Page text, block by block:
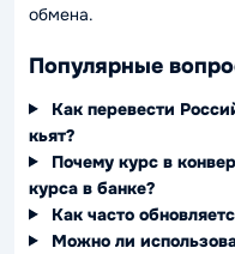
обмена.
Популярные
Как перевести
кьят?
Почему курс в
курса в банке?
Как часто
Можно ли